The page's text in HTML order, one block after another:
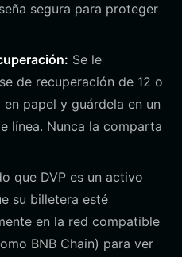
segura para proteger
Se le
de recuperación de 12 o
papel y guárdela en un
línea. Nunca la comparta
que DVP es un activo
su billetera esté
en la red compatible
BNB Chain) para ver